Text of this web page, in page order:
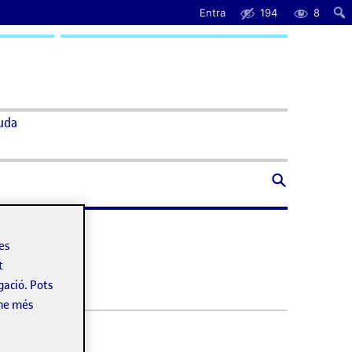
Entra 194 8
Pots
més